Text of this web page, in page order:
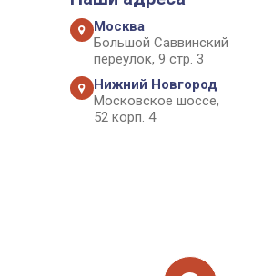
Москва
Большой Саввинский
переулок, 9 стр. 3
Нижний Новгород
Московское шоссе,
52 корп. 4